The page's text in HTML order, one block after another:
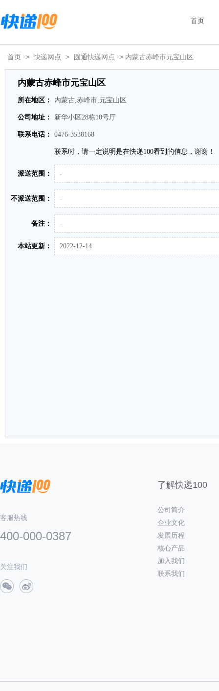
首页
首页 > 快递网点 > 圆通快递网点 > 内蒙古赤峰市元宝山区
内蒙古赤峰市元宝山区
所在地区： 内蒙古,赤峰市,元宝山区
公司地址： 新华小区28栋10号厅
联系电话： 0476-3538168
联系时，请一定说明是在快递100看到的信息，谢谢！
派送范围： -
不派送范围： -
备注： -
本站更新： 2022-12-14
客服热线
400-000-0387
关注我们
了解快递100
公司简介
企业文化
发展历程
核心产品
加入我们
联系我们